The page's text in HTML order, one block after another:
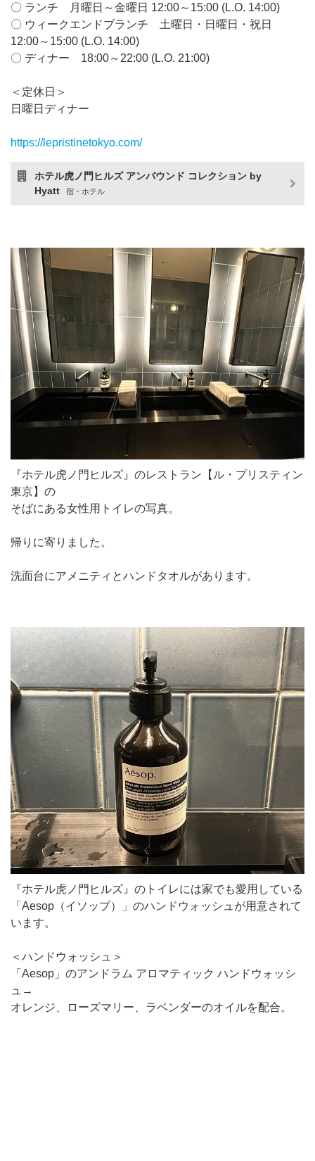
〇 ランチ 月曜日～金曜日 12:00～15:00 (L.O. 14:00)
〇 ウィークエンドブランチ 土曜日・日曜日・祝日
12:00～15:00 (L.O. 14:00)
〇 ディナー 18:00～22:00 (L.O. 21:00)
＜定休日＞
日曜日ディナー
https://lepristinetokyo.com/
ホテル虎ノ門ヒルズ アンバウンド コレクション by
Hyatt
宿・ホテル
『ホテル虎ノ門ヒルズ』のレストラン【ル・プリスティン
東京】の
そばにある女性用トイレの写真。
帰りに寄りました。
洗面台にアメニティとハンドタオルがあります。
『ホテル虎ノ門ヒルズ』のトイレには家でも愛用している
「Aesop（イソップ）」のハンドウォッシュが用意されて
います。
＜ハンドウォッシュ＞
「Aesop」のアンドラム アロマティック ハンドウォッシ
ュ→
オレンジ、ローズマリー、ラベンダーのオイルを配合。